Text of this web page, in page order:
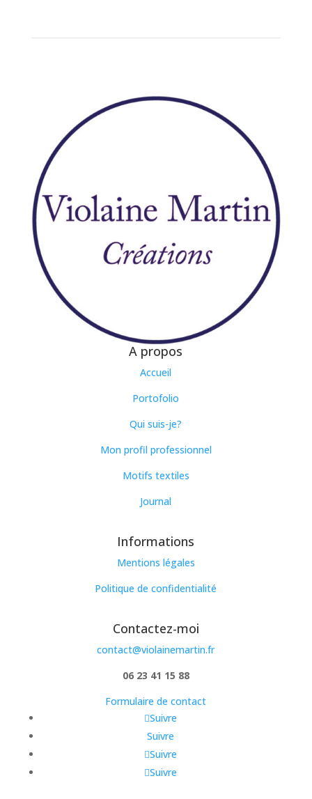
A propos
Accueil
Portofolio
Qui suis-je?
Mon profil professionnel
Motifs textiles
Journal
Informations
Mentions légales
Politique de confidentialité
Contactez-moi
contact@violainemartin.fr
06 23 41 15 88
Formulaire de contact
Suivre
Suivre
Suivre
Suivre